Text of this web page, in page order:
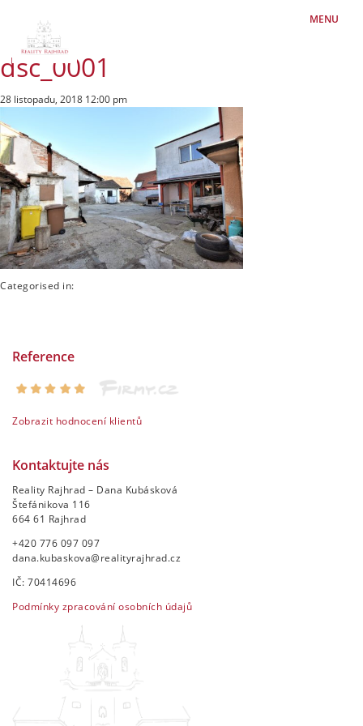
MENU
dsc_0001
28 listopadu, 2018 12:00 pm
Categorised in:
Reference
Zobrazit hodnocení klientů
Kontaktujte nás
Reality Rajhrad – Dana Kubásková
Štefánikova 116
664 61 Rajhrad
+420 776 097 097
dana.kubaskova@realityrajhrad.cz
IČ: 70414696
Podmínky zpracování osobních údajů